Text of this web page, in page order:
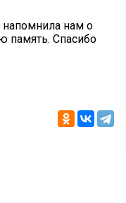
напомнила нам о
память. Спасибо